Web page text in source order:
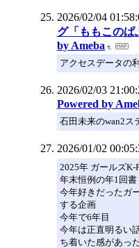
2026/02/04
グ「ももこのぱ
by Ameba
アクセスデータの
2026/02/03
Powered by
石田未来のwan2ス
2026/01/02
2025年 ガールズK-
年末恒例の年1回
今年好きだったガ
する企画
今年で6年目
今年は正直明るい
ち着いた感があっ